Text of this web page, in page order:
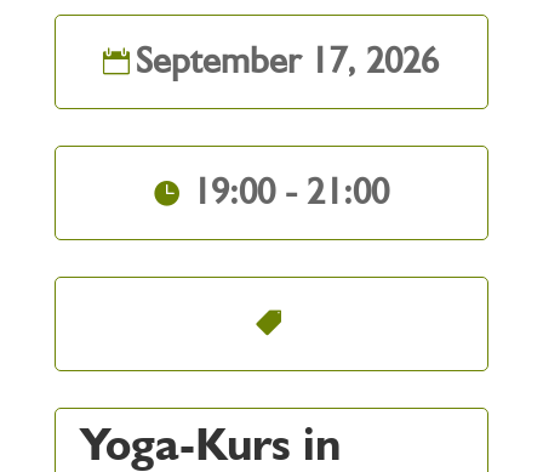
September 17, 2026
19:00 - 21:00
Yoga-Kurs in